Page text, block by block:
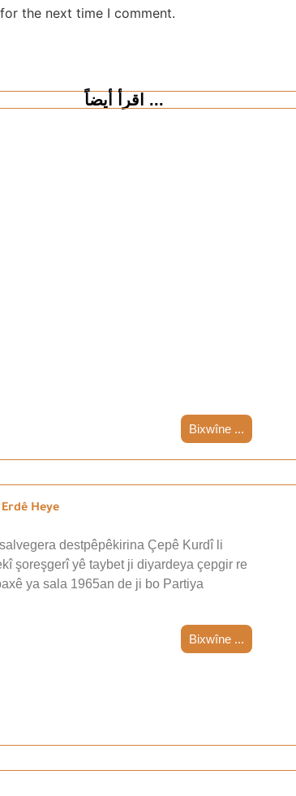
the next time I comment.
اقرأ أيضاً ...
Bixwîne ...
Heye
destpêpêkirina Çepê Kurdî li
şoreşgerî yê taybet ji diyardeya çepgir re
ya sala 1965an de ji bo Partiya
Bixwîne ...